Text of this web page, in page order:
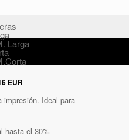
Larga
EUR
impresión. Ideal para
hasta el 30%